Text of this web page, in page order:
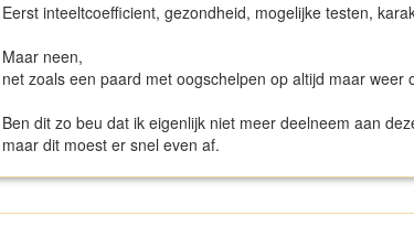
Eerst inteeltcoefficient, gezondheid, mogelijke testen,
Maar neen,
net zoals een paard met oogschelpen op altijd maar weer
Ben dit zo beu dat ik eigenlijk niet meer deelneem aan
maar dit moest er snel even af.